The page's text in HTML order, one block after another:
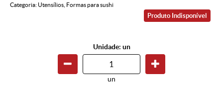
Categoria: Utensílios Formas para sushi
Produto Indisponível
Unidade: un
un